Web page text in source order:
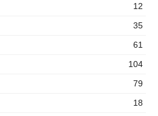
12
35
61
104
79
18